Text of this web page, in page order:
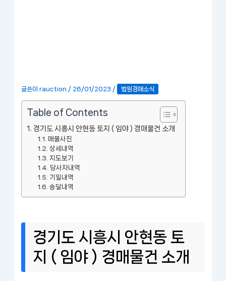
글쓴이rauction / 26/01/2023 / 법원경매소식
Table of Contents
경기도 시흥시 안현동 토지 ( 임야 ) 경매물건 소개
매물사진
상세내역
지도보기
당사자내역
기일내역
송달내역
경기도 시흥시 안현동 토
지 ( 임야 ) 경매물건 소개